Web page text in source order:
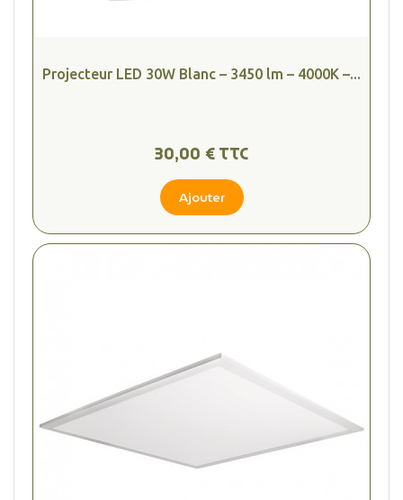
Projecteur LED 30W Blanc – 3450 lm – 4000K –...
30,00 € TTC
Ajouter